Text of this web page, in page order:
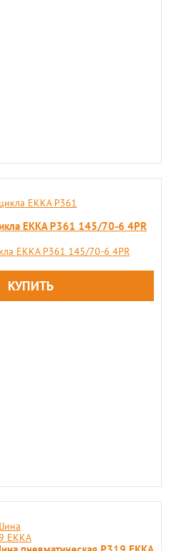
EKKA P361 145/70-6 4PR
EKKA P361 145/70-6 4PR